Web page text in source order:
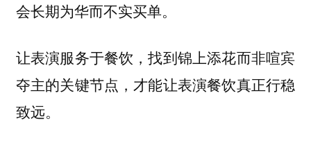
会长期为华而不实买单。
让表演服务于餐饮，找到锦上添花而非喧宾
夺主的关键节点，才能让表演餐饮真正行稳
致远。